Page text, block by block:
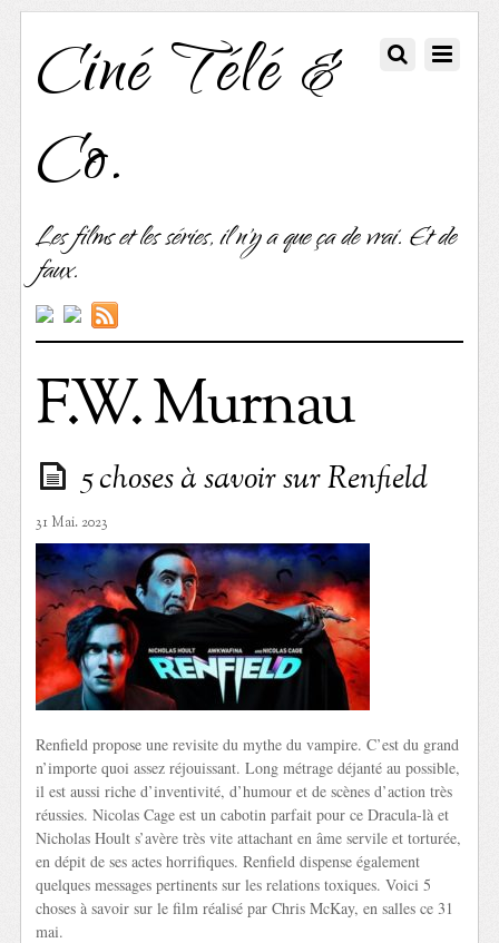
Ciné Télé &
Co.
Les films et les séries, il n'y a que ça de vrai. Et de
faux.
F.W. Murnau
5 choses à savoir sur Renfield
31 Mai. 2023
Renfield propose une revisite du mythe du vampire. C’est du grand
n’importe quoi assez réjouissant. Long métrage déjanté au possible,
il est aussi riche d’inventivité, d’humour et de scènes d’action très
réussies. Nicolas Cage est un cabotin parfait pour ce Dracula-là et
Nicholas Hoult s’avère très vite attachant en âme servile et torturée,
en dépit de ses actes horrifiques. Renfield dispense également
quelques messages pertinents sur les relations toxiques. Voici 5
choses à savoir sur le film réalisé par Chris McKay, en salles ce 31
mai.